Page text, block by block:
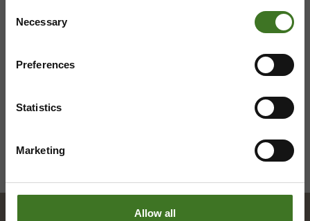
Selection
Necessary
Preferences
Statistics
Marketing
Allow all
Saavutettavuusseloste